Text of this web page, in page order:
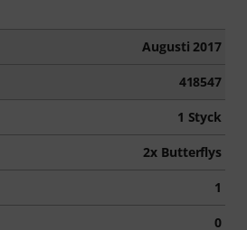
Augusti 2017
418547
1 Styck
2x Butterflys
1
0